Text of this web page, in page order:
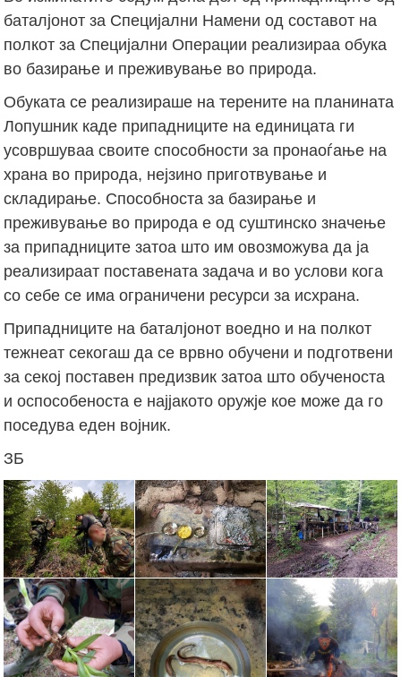
баталјонот за Специјални Намени од составот на
полкот за Специјални Операции реализираа обука
во базирање и преживување во природа.
Обуката се реализираше на терените на планината
Лопушник каде припадниците на единицата ги
усовршуваа своите способности за пронаоѓање на
храна во природа, нејзино приготвување и
складирање. Способноста за базирање и
преживување во природа е од суштинско значење
за припадниците затоа што им овозможува да ја
реализираат поставената задача и во услови кога
со себе се има ограничени ресурси за исхрана.
Припадниците на баталјонот воедно и на полкот
тежнеат секогаш да се врвно обучени и подготвени
за секој поставен предизвик затоа што обученоста
и оспособеноста е најјакото оружје кое може да го
поседува еден војник.
ЗБ